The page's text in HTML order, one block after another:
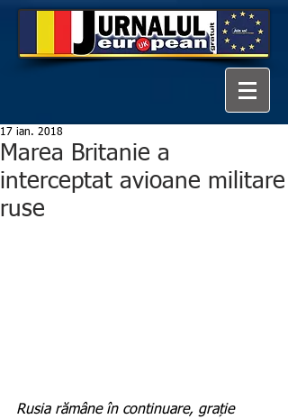
Marea Britanie a
interceptat avioane militare
ruse
17 ian. 2018
Rusia rămâne în continuare, grație